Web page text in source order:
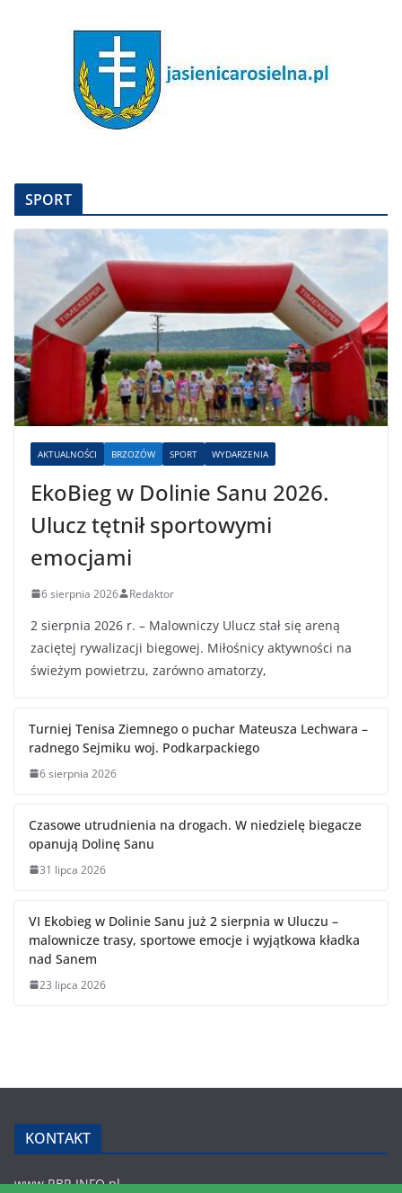
SPORT
AKTUALNOŚCI BRZOZÓW SPORT WYDARZENIA
EkoBieg w Dolinie Sanu 2026.
Ulucz tętnił sportowymi
emocjami
6 sierpnia 2026 Redaktor
2 sierpnia 2026 r. – Malowniczy Ulucz stał się areną
zaciętej rywalizacji biegowej. Miłośnicy aktywności na
świeżym powietrzu, zarówno amatorzy,
Turniej Tenisa Ziemnego o puchar Mateusza Lechwara –
radnego Sejmiku woj. Podkarpackiego
6 sierpnia 2026
Czasowe utrudnienia na drogach. W niedzielę biegacze
opanują Dolinę Sanu
31 lipca 2026
VI Ekobieg w Dolinie Sanu już 2 sierpnia w Uluczu –
malownicze trasy, sportowe emocje i wyjątkowa kładka
nad Sanem
23 lipca 2026
KONTAKT
www.RBR.INFO.pl